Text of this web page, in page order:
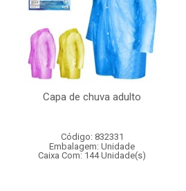
Capa de chuva adulto
Código: 832331
Embalagem: Unidade
Caixa Com: 144 Unidade(s)